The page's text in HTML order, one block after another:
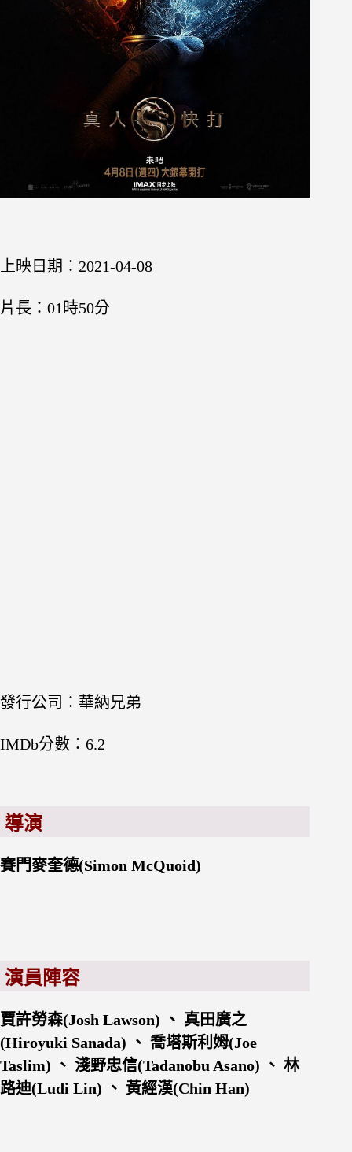
上映日期：2021-04-08
片長：01時50分
發行公司：華納兄弟
IMDb分數：6.2
導演
賽門麥奎德(Simon McQuoid)
演員陣容
賈許勞森(Josh Lawson) 、 真田廣之
(Hiroyuki Sanada) 、 喬塔斯利姆(Joe
Taslim) 、 淺野忠信(Tadanobu Asano) 、 林
路迪(Ludi Lin) 、 黃經漢(Chin Han)